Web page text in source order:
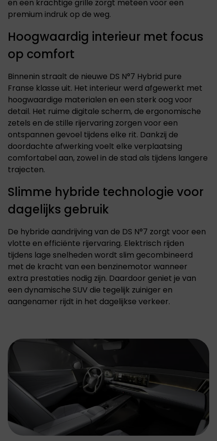
en een krachtige grille zorgt meteen voor een
premium indruk op de weg.
Hoogwaardig interieur met focus
op comfort
Binnenin straalt de nieuwe DS N°7 Hybrid pure
Franse klasse uit. Het interieur werd afgewerkt met
hoogwaardige materialen en een sterk oog voor
detail. Het ruime digitale scherm, de ergonomische
zetels en de stille rijervaring zorgen voor een
ontspannen gevoel tijdens elke rit. Dankzij de
doordachte afwerking voelt elke verplaatsing
comfortabel aan, zowel in de stad als tijdens langere
trajecten.
Slimme hybride technologie voor
dagelijks gebruik
De hybride aandrijving van de DS N°7 zorgt voor een
vlotte en efficiënte rijervaring. Elektrisch rijden
tijdens lage snelheden wordt slim gecombineerd
met de kracht van een benzinemotor wanneer
extra prestaties nodig zijn. Daardoor geniet je van
een dynamische SUV die tegelijk zuiniger en
aangenamer rijdt in het dagelijkse verkeer.